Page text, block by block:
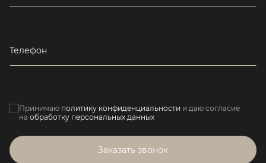
Телефон
Принимаю политику конфиденциальности и даю согласие
на обработку персональных данных
Заказать звонок